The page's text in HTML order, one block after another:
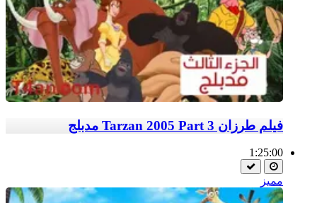
فيلم طرزان Tarzan 2005 Part 3 مدبلج
1:25:00
مميز